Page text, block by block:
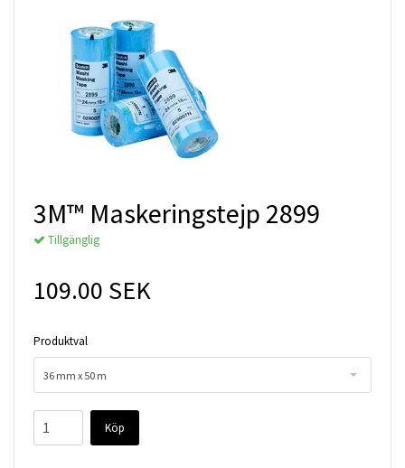
3M™ Maskeringstejp 2899
Tillgänglig
109.00 SEK
Produktval
36 mm x 50 m
Köp